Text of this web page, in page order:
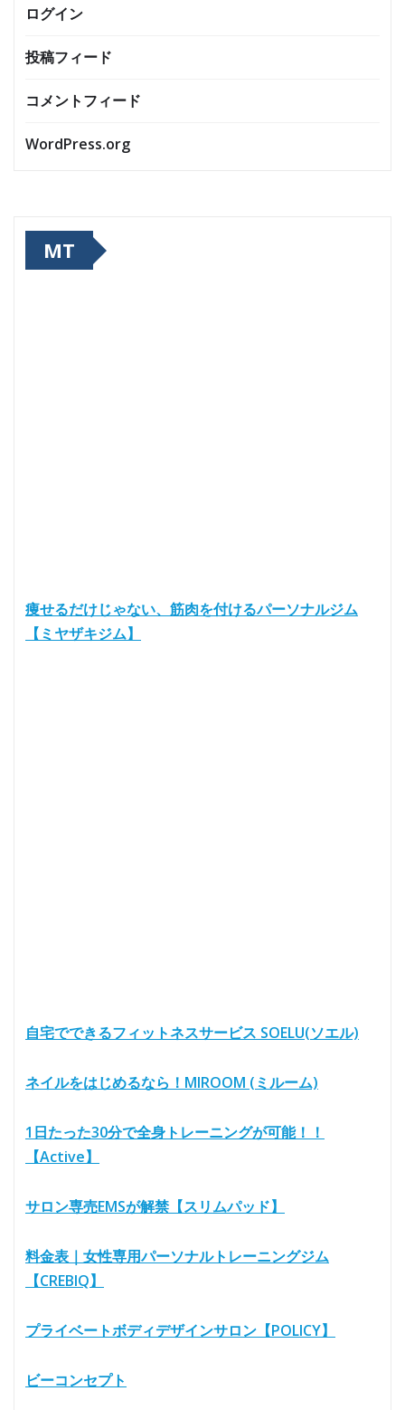
ログイン
投稿フィード
コメントフィード
WordPress.org
MT
痩せるだけじゃない、筋肉を付けるパーソナルジム
【ミヤザキジム】
自宅でできるフィットネスサービス SOELU(ソエル)
ネイルをはじめるなら！MIROOM (ミルーム)
1日たった30分で全身トレーニングが可能！！
【Active】
サロン専売EMSが解禁【スリムパッド】
料金表｜女性専用パーソナルトレーニングジム
【CREBIQ】
プライベートボディデザインサロン【POLICY】
ビーコンセプト